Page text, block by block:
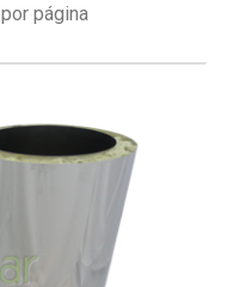
por página